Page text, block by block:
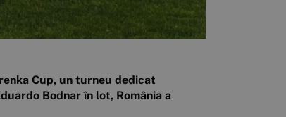
Cup, un turneu dedicat
Bodnar în lot, România a